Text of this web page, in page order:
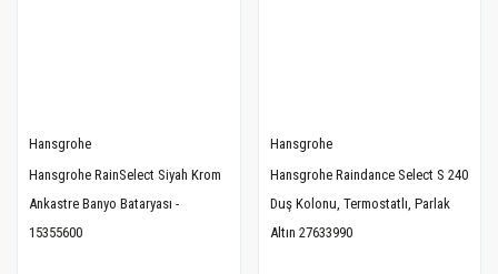
Hansgrohe
Hansgrohe RainSelect Siyah Krom
Ankastre Banyo Bataryası -
15355600
Hansgrohe
Hansgrohe Raindance Select S 240
Duş Kolonu, Termostatlı, Parlak
Altın 27633990